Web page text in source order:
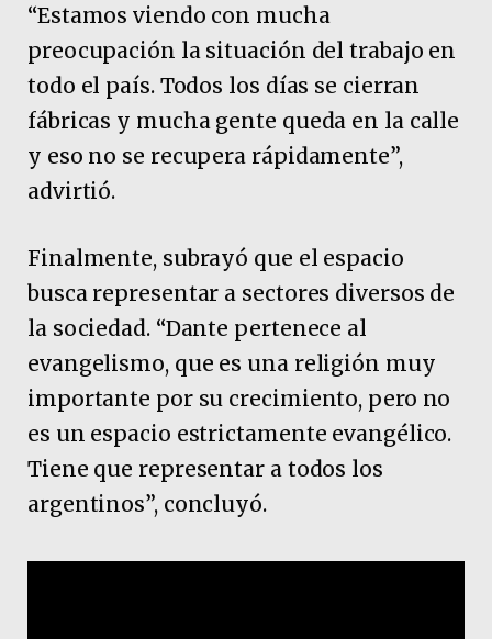
“Estamos viendo con mucha
preocupación la situación del trabajo en
todo el país. Todos los días se cierran
fábricas y mucha gente queda en la calle
y eso no se recupera rápidamente”,
advirtió.
Finalmente, subrayó que el espacio
busca representar a sectores diversos de
la sociedad. “Dante pertenece al
evangelismo, que es una religión muy
importante por su crecimiento, pero no
es un espacio estrictamente evangélico.
Tiene que representar a todos los
argentinos”, concluyó.